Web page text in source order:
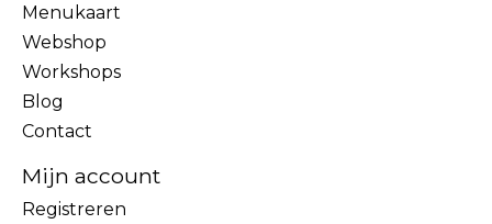
Menukaart
Webshop
Workshops
Blog
Contact
Mijn account
Registreren